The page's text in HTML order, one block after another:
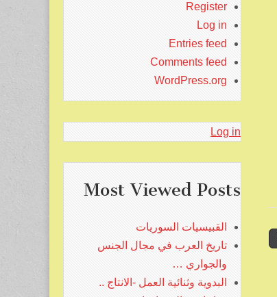
Register
Log in
Entries feed
Comments feed
WordPress.org
Log in
Most Viewed Posts
القبيسيات السوريات
تاريخ العرب في مجال الجنس
والجواري …
البدوية وثنائية العمل -الانتاج ..